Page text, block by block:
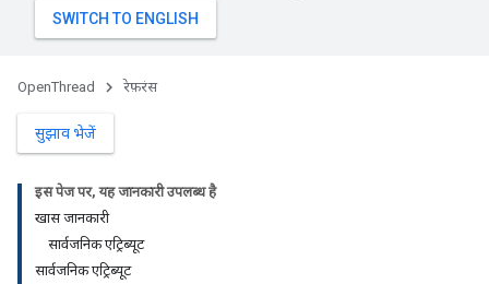
OpenThread रेफ़रंस
सुझाव भेजें
इस पेज पर, यह जानकारी उपलब्ध है
खास जानकारी
सार्वजनिक एट्रिब्यूट
सार्वजनिक एट्रिब्यूट